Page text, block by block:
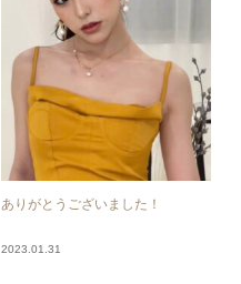
ありがとうございました！
2023.01.31